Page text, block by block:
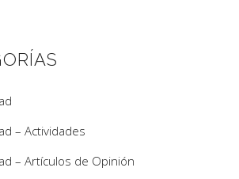
– Actividades
– Artículos de Opinión